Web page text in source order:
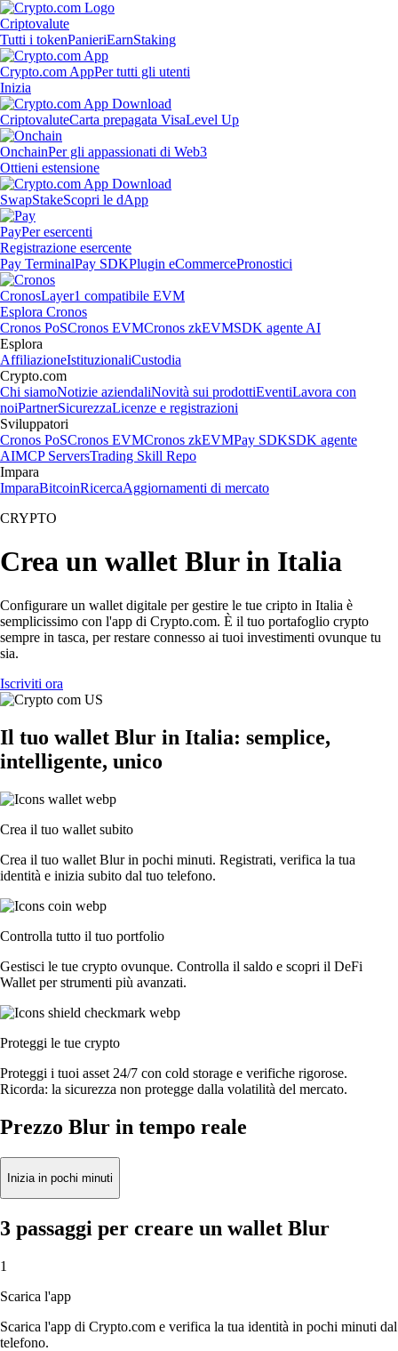
Criptovalute
Tutti i tokenPanieriEarnStaking
Crypto.com AppPer tutti gli utenti
Inizia
CriptovaluteCarta prepagata VisaLevel Up
OnchainPer gli appassionati di Web3
Ottieni estensione
SwapStakeScopri le dApp
PayPer esercenti
Registrazione esercente
Pay TerminalPay SDKPlugin eCommercePronostici
CronosLayer1 compatibile EVM
Esplora Cronos
Cronos PoSCronos EVMCronos zkEVMSDK agente AI
Esplora
AffiliazioneIstituzionaliCustodia
Crypto.com
Chi siamoNotizie aziendaliNovità sui prodottiEventiLavora con
noiPartnerSicurezzaLicenze e registrazioni
Sviluppatori
Cronos PoSCronos EVMCronos zkEVMPay SDKSDK agente
AIMCP ServersTrading Skill Repo
Impara
ImparaBitcoinRicercaAggiornamenti di mercato
CRYPTO
Crea un wallet Blur in Italia
Configurare un wallet digitale per gestire le tue cripto in Italia è
semplicissimo con l'app di Crypto.com. È il tuo portafoglio crypto
sempre in tasca, per restare connesso ai tuoi investimenti ovunque tu
sia.
Iscriviti ora
Il tuo wallet Blur in Italia: semplice,
intelligente, unico
Crea il tuo wallet subito
Crea il tuo wallet Blur in pochi minuti. Registrati, verifica la tua
identità e inizia subito dal tuo telefono.
Controlla tutto il tuo portfolio
Gestisci le tue crypto ovunque. Controlla il saldo e scopri il DeFi
Wallet per strumenti più avanzati.
Proteggi le tue crypto
Proteggi i tuoi asset 24/7 con cold storage e verifiche rigorose.
Ricorda: la sicurezza non protegge dalla volatilità del mercato.
Prezzo Blur in tempo reale
Inizia in pochi minuti
3 passaggi per creare un wallet Blur
1
Scarica l'app
Scarica l'app di Crypto.com e verifica la tua identità in pochi minuti dal
telefono.